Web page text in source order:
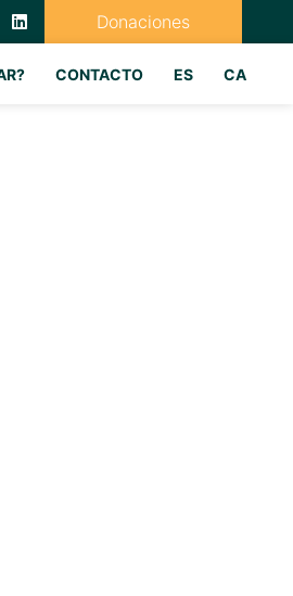
Donaciones
CONTACTO ES CA